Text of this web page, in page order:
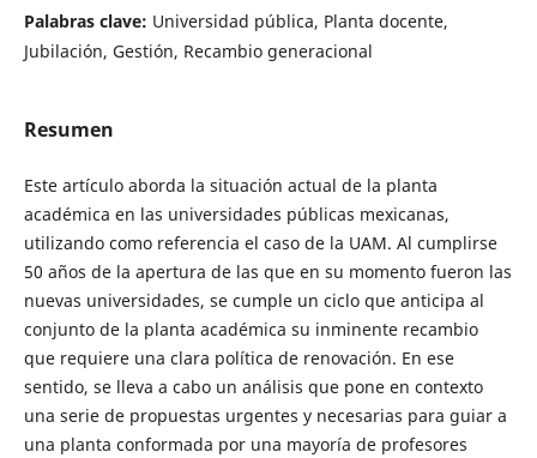
Palabras clave: Universidad pública, Planta docente,
Jubilación, Gestión, Recambio generacional
Resumen
Este artículo aborda la situación actual de la planta
académica en las universidades públicas mexicanas,
utilizando como referencia el caso de la UAM. Al cumplirse
50 años de la apertura de las que en su momento fueron las
nuevas universidades, se cumple un ciclo que anticipa al
conjunto de la planta académica su inminente recambio
que requiere una clara política de renovación. En ese
sentido, se lleva a cabo un análisis que pone en contexto
una serie de propuestas urgentes y necesarias para guiar a
una planta conformada por una mayoría de profesores